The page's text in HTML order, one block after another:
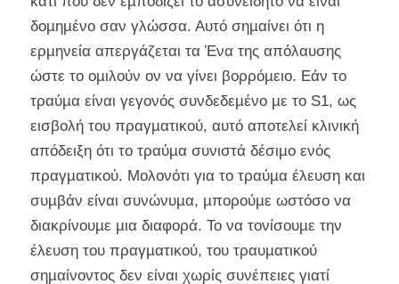
δοµηµένο σαν γλώσσα. Αυτό σηµαίνει ότι η
ερµηνεία απεργάζεται τα Ένα της απόλαυσης
ώστε το οµιλούν ον να γίνει βορρόµειο. Εάν το
τραύµα είναι γεγονός συνδεδεµένο µε το S1, ως
εισβολή του πραγµατικού, αυτό αποτελεί κλινική
απόδειξη ότι το τραύµα συνιστά δέσιµο ενός
πραγµατικού. Μολονότι για το τραύµα έλευση και
συµβάν είναι συνώνυµα, µπορούµε ωστόσο να
διακρίνουµε µια διαφορά. Το να τονίσουµε την
έλευση του πραγµατικού, του τραυµατικού
σηµαίνοντος δεν είναι χωρίς συνέπειες γιατί